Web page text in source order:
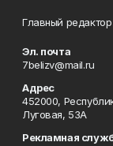
Главный
Эл. почта
7belizv@mail.ru
Адрес
452000,
Луговая, 53А
Рекламная